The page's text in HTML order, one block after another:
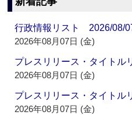
行政情報リスト 2026/08/
2026年08月07日 (金)
プレスリリース・タイト
2026年08月07日 (金)
プレスリリース・タイト
2026年08月07日 (金)